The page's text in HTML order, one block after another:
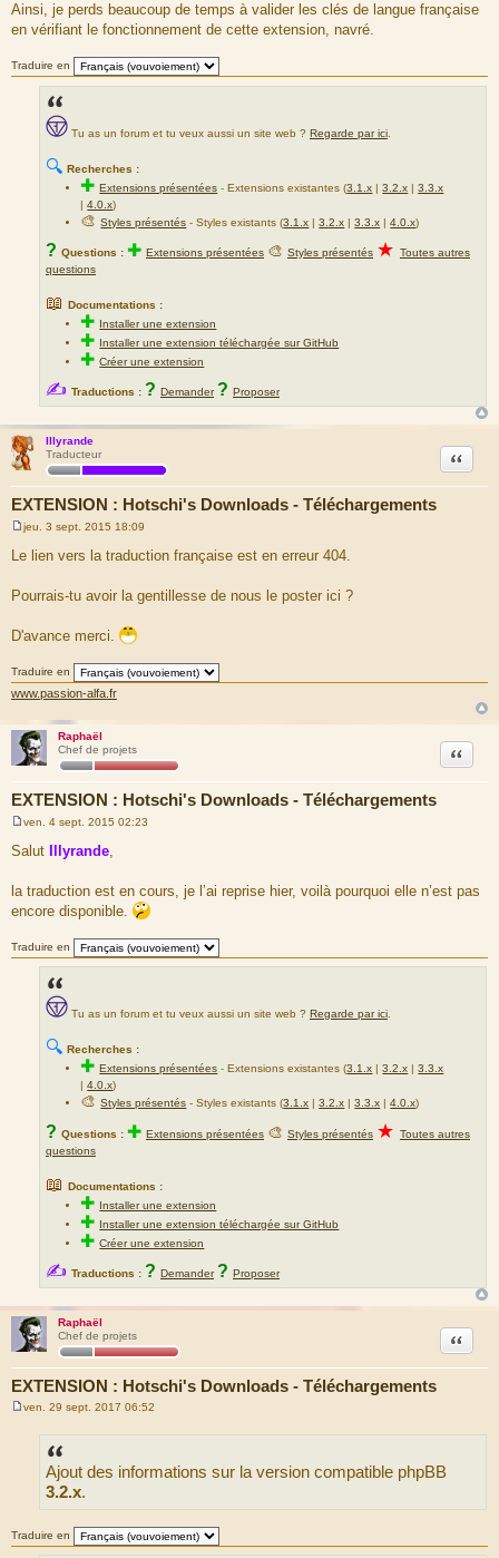
Ainsi, je perds beaucoup de temps à valider les clés de langue française
en vérifiant le fonctionnement de cette extension, navré.
Traduire en
Tu as un forum et tu veux aussi un site web ? Regarde par ici
🔍 Recherches :
✚Extensions présentées -Extensions existantes (3.1.x |3.2.x |3.3.x
|4.0.x)
🎨Styles présentés - Styles existants (3.1.x |3.2.x |3.3.x |4.0.x)
? Questions : ✚ Extensions présentées 🎨 Styles présentés ★ Toutes autres
questions
📖 Documentations :
✚ Installer une extension
✚ Installer une extension téléchargée sur GitHub
✚Créer une extension
✍ Traductions : ? Demander ? Proposer
Illyrande
Traducteur
EXTENSION : Hotschi's Downloads - Téléchargements
Citation
M
s
g
jeu. 3 sept. 2015 18:09
Le lien vers la traduction française est en erreur 404.
Pourrais-tu avoir la gentillesse de nous le poster ici ?
D'avance merci.
Traduire en
www.passion-alfa.fr
Raphaël
Chef de projets
EXTENSION : Hotschi's Downloads - Téléchargements
Citation
e
s
a
g
e
ven. 4 sept. 2015 02:23
Salut Illyrande
la traduction est en cours, je l’ai reprise hier, voilà pourquoi elle n’est pas
encore disponible.
Traduire en
Tu as un forum et tu veux aussi un site web ? Regarde par ici
🔍 Recherches :
✚Extensions présentées -Extensions existantes (3.1.x |3.2.x |3.3.x
|4.0.x)
🎨Styles présentés - Styles existants (3.1.x |3.2.x |3.3.x |4.0.x)
? Questions : ✚ Extensions présentées 🎨 Styles présentés ★ Toutes autres
questions
📖 Documentations :
✚ Installer une extension
✚ Installer une extension téléchargée sur GitHub
✚Créer une extension
✍ Traductions : ? Demander ? Proposer
Raphaël
Chef de projets
EXTENSION : Hotschi's Downloads - Téléchargements
Citation
ven. 29 sept. 2017 06:52
Ajout des informations sur la version compatible phpBB
3.2.x.
Traduire en